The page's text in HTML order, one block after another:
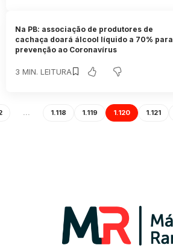
Na PB: associação de produtores de
cachaça doará álcool líquido a 70% para
prevenção ao Coronavírus
3 MIN. LEITURA
… 1.118 1.119 1.120 1.121